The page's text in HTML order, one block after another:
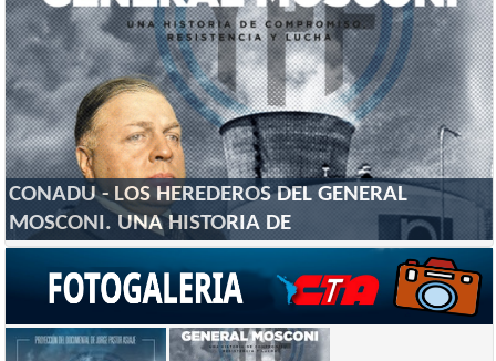
CONADU - LOS HEREDEROS DEL GENERAL
MOSCONI. UNA HISTORIA DE